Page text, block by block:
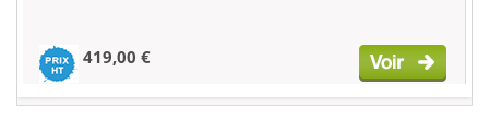
419,00 €